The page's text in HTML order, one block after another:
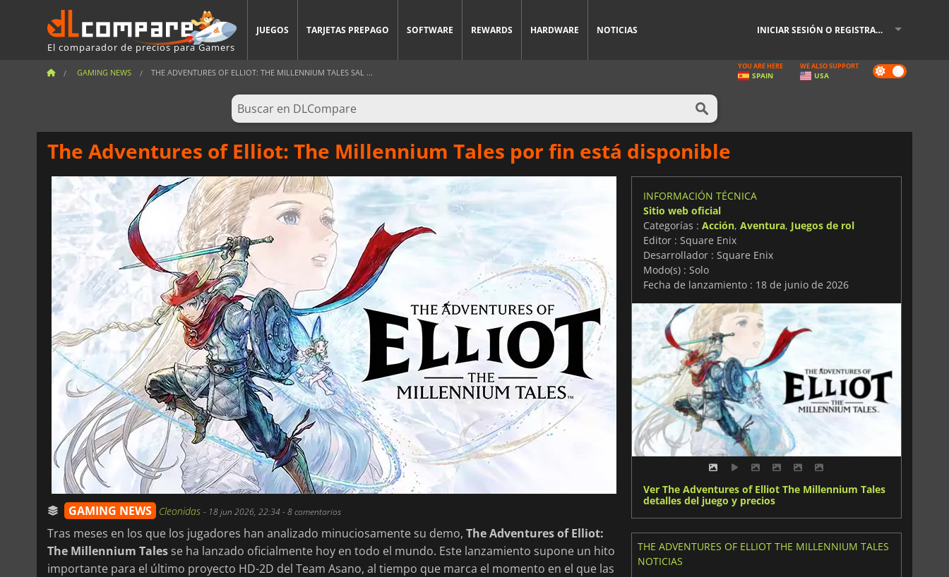
El comparador de precios para Gamers
JUEGOS TARJETAS PREPAGO SOFTWARE REWARDS HARDWARE NOTICIAS INICIAR SESIÓN O REGISTRARSE
GAMING NEWS THE ADVENTURES OF ELLIOT: THE MILLENNIUM TALES SAL ... Dark
mode
YOU ARE HERE
SPAIN
WE ALSO SUPPORT
USA
The Adventures of Elliot: The Millennium Tales por fin está disponible
GAMING NEWS Cleonidas - 18 jun 2026, 22:34- 8 comentarios
Tras meses en los que los jugadores han analizado minuciosamente su demo, The Adventures of Elliot:
The Millennium Tales se ha lanzado oficialmente hoy en todo el mundo. Este lanzamiento supone un hito
importante para el último proyecto HD-2D del Team Asano, al tiempo que marca el momento en el que las
INFORMACIÓN TÉCNICA
Sitio web oficial
Categorías : Acción, Aventura, Juegos de rol
Editor : Square Enix
Desarrollador : Square Enix
Modo(s) : Solo
Fecha de lanzamiento : 18 de junio de 2026
Ver The Adventures of Elliot The Millennium Tales
detalles del juego y precios
THE ADVENTURES OF ELLIOT THE MILLENNIUM TALES
NOTICIAS